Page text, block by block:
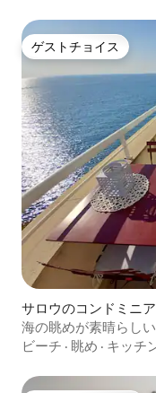
ゲストチョイス
ゲストチョイス
サロウのコンドミニ
海の眺めが素晴らし
ビーチ · 眺め · キッチ